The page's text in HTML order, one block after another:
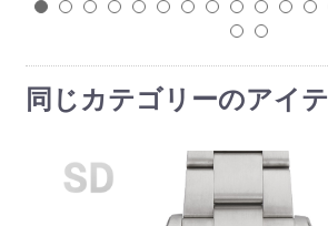
1 2 3 4 5 6 7 8 9 10 11 12
19
20
同じカテゴリーのアイ